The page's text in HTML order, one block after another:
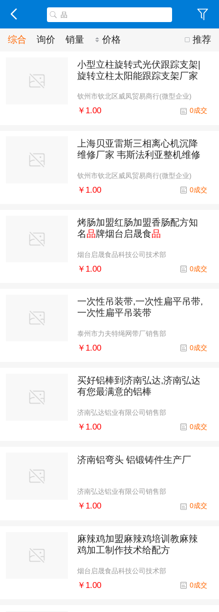
推荐
综合 询价 销量 价格
小型立柱旋转式光伏跟踪支架|
旋转立柱太阳能跟踪支架厂家
钦州市钦北区威凤贸易商行(微型企业)
0成交
￥1.00
上海贝亚雷斯三相离心机沉降
维修厂家 韦斯法利亚整机维修
钦州市钦北区威凤贸易商行(微型企业)
0成交
￥1.00
烤肠加盟红肠加盟香肠配方知
名品牌烟台启晟食品
烟台启晟食品科技公司技术部
0成交
￥1.00
一次性吊装带,一次性扁平吊带,
一次性扁平吊装带
泰州市力夫特绳网带厂销售部
0成交
￥1.00
买好铝棒到济南弘达,济南弘达
有您最满意的铝棒
济南弘达铝业有限公司销售部
0成交
￥1.00
济南铝弯头 铝锻铸件生产厂
济南弘达铝业有限公司销售部
0成交
￥1.00
麻辣鸡加盟麻辣鸡培训教麻辣
鸡加工制作技术给配方
烟台启晟食品科技公司技术部
0成交
￥1.00